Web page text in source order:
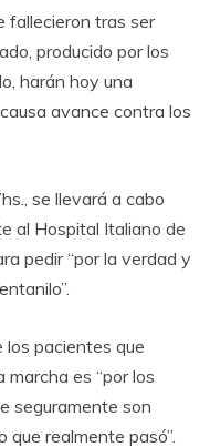
fallecieron tras ser
producido por los
harán hoy una
avance contra los
se llevará a cabo
al Hospital Italiano de
pedir “por la verdad y
los pacientes que
es “por los
seguramente son
realmente pasó”.